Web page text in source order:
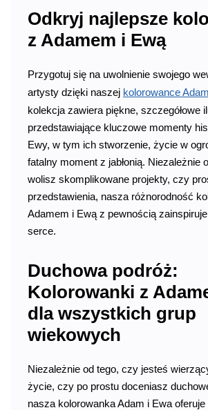
Odkryj najlepsze
z Adamem i Ewą
Przygotuj się na uwolnienie swojego
artysty dzięki naszej kolorowance
kolekcja zawiera piękne, szczegółowe
przedstawiające kluczowe momenty
Ewy, w tym ich stworzenie, życie w
fatalny moment z jabłonią. Niezależnie
wolisz skomplikowane projekty, czy
przedstawienia, nasza różnorodność
Adamem i Ewą z pewnością
serce.
Duchowa podróż:
Kolorowanki z
dla wszystkich grup
wiekowych
Niezależnie od tego, czy jesteś
życie, czy po prostu doceniasz
nasza kolorowanka Adam i Ewa